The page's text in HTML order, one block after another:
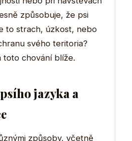
způsobuje, že psi
to strach, úzkost, nebo
svého teritoria?
toto chování blíže.
jazyka a
způsoby, včetně